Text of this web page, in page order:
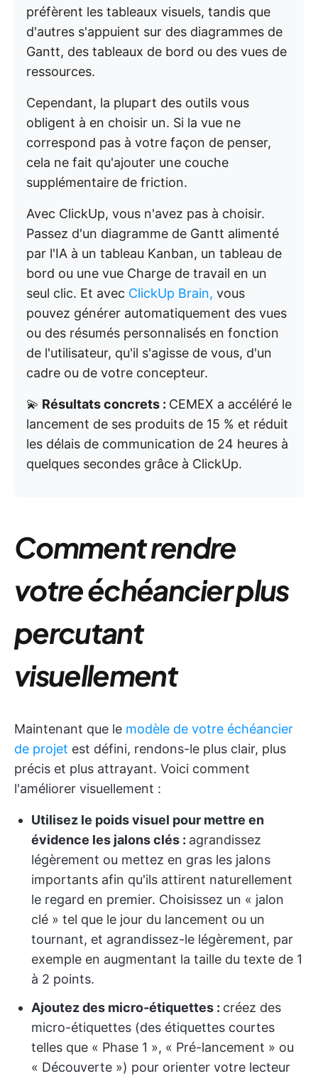
préfèrent les tableaux visuels, tandis que
d'autres s'appuient sur des diagrammes de
Gantt, des tableaux de bord ou des vues de
ressources.
Cependant, la plupart des outils vous
obligent à en choisir un. Si la vue ne
correspond pas à votre façon de penser,
cela ne fait qu'ajouter une couche
supplémentaire de friction.
Avec ClickUp, vous n'avez pas à choisir.
Passez d'un diagramme de Gantt alimenté
par l'IA à un tableau Kanban, un tableau de
bord ou une vue Charge de travail en un
seul clic. Et avec ClickUp Brain, vous
pouvez générer automatiquement des vues
ou des résumés personnalisés en fonction
de l'utilisateur, qu'il s'agisse de vous, d'un
cadre ou de votre concepteur.
💫 Résultats concrets : CEMEX a accéléré le
lancement de ses produits de 15 % et réduit
les délais de communication de 24 heures à
quelques secondes grâce à ClickUp.
Comment rendre
votre échéancier plus
percutant
visuellement
Maintenant que le modèle de votre échéancier
de projet est défini, rendons-le plus clair, plus
précis et plus attrayant. Voici comment
l'améliorer visuellement :
Utilisez le poids visuel pour mettre en
évidence les jalons clés : agrandissez
légèrement ou mettez en gras les jalons
importants afin qu'ils attirent naturellement
le regard en premier. Choisissez un « jalon
clé » tel que le jour du lancement ou un
tournant, et agrandissez-le légèrement, par
exemple en augmentant la taille du texte de 1
à 2 points.
Ajoutez des micro-étiquettes : créez des
micro-étiquettes (des étiquettes courtes
telles que « Phase 1 », « Pré-lancement » ou
« Découverte ») pour orienter votre lecteur